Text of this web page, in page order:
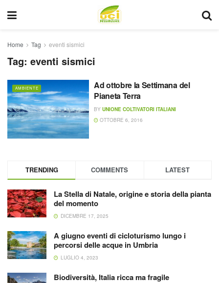
Home Tag eventi sismici
Tag: eventi sismici
AMBIENTE
Ad ottobre la Settimana del
Pianeta Terra
BY UNIONE COLTIVATORI ITALIANI
OTTOBRE 6, 2016
TRENDING COMMENTS LATEST
La Stella di Natale, origine e storia della pianta
del momento
DICEMBRE 17, 2025
A giugno eventi di cicloturismo lungo i
percorsi delle acque in Umbria
LUGLIO 4, 2023
Biodiversità, Italia ricca ma fragile